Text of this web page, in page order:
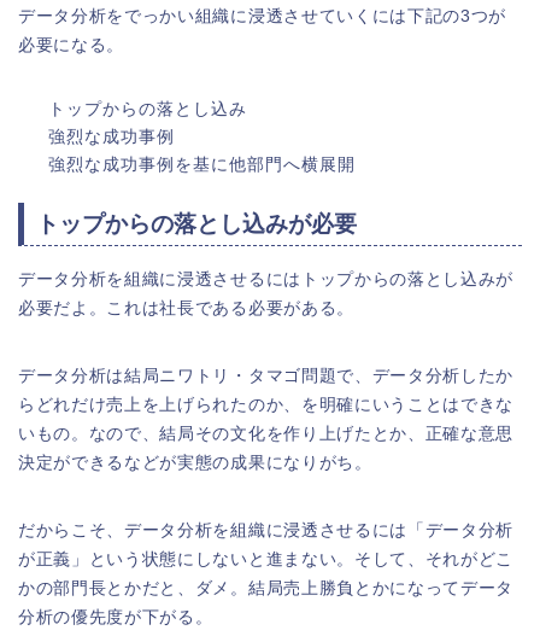
データ分析をでっかい組織に浸透させていくには下記の3つが
必要になる。
トップからの落とし込み
強烈な成功事例
強烈な成功事例を基に他部門へ横展開
トップからの落とし込みが必要
データ分析を組織に浸透させるにはトップからの落とし込みが
必要だよ。これは社長である必要がある。
データ分析は結局ニワトリ・タマゴ問題で、データ分析したか
らどれだけ売上を上げられたのか、を明確にいうことはできな
いもの。なので、結局その文化を作り上げたとか、正確な意思
決定ができるなどが実態の成果になりがち。
だからこそ、データ分析を組織に浸透させるには「データ分析
が正義」という状態にしないと進まない。そして、それがどこ
かの部門長とかだと、ダメ。結局売上勝負とかになってデータ
分析の優先度が下がる。